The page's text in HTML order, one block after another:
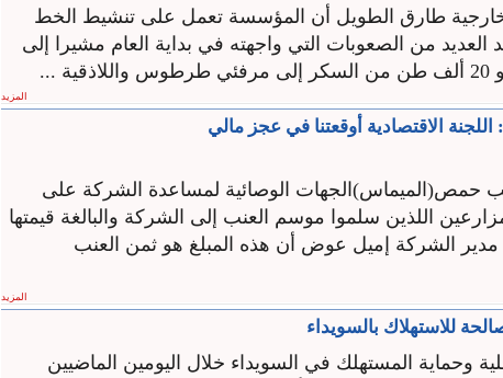
طارق الطويل أن المؤسسة تعمل على تنشيط الخط
العديد من الصعوبات التي واجهته في بداية العام مشيرا إلى
المزيد
الاقتصادية أوقعتنا في عجز مالي
حمص(الميماس)الجهات الوصائية لمساعدة الشركة على
اللذين سلموا موسم العنب إلى الشركة والبالغة قيمتها
مدير الشركة إميل عوض أن هذه المبلغ هو ثمن العنب
المزيد
وحماية المستهلك في السويداء خلال اليومين الماضيين